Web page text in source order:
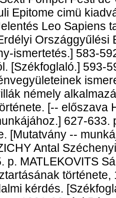
Epitome cimü
Leo Sapiens
Országgyűlési
ismertetés.] 583-
[Székfoglaló.] 593-
némely
[-- előszava
627-633.
[Mutatvány --
Antal
p. MATLEKOVITS
története,
kérdés.